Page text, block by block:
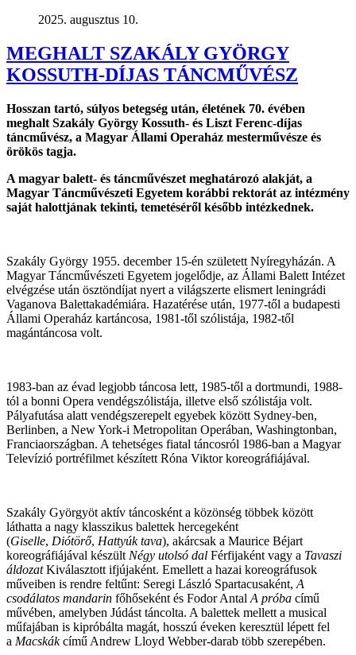
2025. augusztus 10.
MEGHALT SZAKÁLY GYÖRGY
KOSSUTH-DÍJAS TÁNCMŰVÉSZ
Hosszan tartó, súlyos betegség után, életének 70. évében
meghalt Szakály György Kossuth- és Liszt Ferenc-díjas
táncművész, a Magyar Állami Operaház mesterművésze és
örökös tagja.
A magyar balett- és táncművészet meghatározó alakját, a
Magyar Táncművészeti Egyetem korábbi rektorát az intézmény
saját halottjának tekinti, temetéséről később intézkednek.
Szakály György 1955. december 15-én született Nyíregyházán. A
Magyar Táncművészeti Egyetem jogelődje, az Állami Balett Intézet
elvégzése után ösztöndíjat nyert a világszerte elismert leningrádi
Vaganova Balettakadémiára. Hazatérése után, 1977-től a budapesti
Állami Operaház kartáncosa, 1981-től szólistája, 1982-től
magántáncosa volt.
1983-ban az évad legjobb táncosa lett, 1985-től a dortmundi, 1988-
tól a bonni Opera vendégszólistája, illetve első szólistája volt.
Pályafutása alatt vendégszerepelt egyebek között Sydney-ben,
Berlinben, a New York-i Metropolitan Operában, Washingtonban,
Franciaországban. A tehetséges fiatal táncosról 1986-ban a Magyar
Televízió portréfilmet készített Róna Viktor koreográfiájával.
Szakály Györgyöt aktív táncosként a közönség többek között
láthatta a nagy klasszikus balettek hercegeként
(Giselle, Diótörő, Hattyúk tava), akárcsak a Maurice Béjart
koreográfiájával készült Négy utolsó dal Férfijaként vagy a Tavaszi
áldozatKiválasztott ifjújaként. Emellett a hazai koreográfusok
műveiben is rendre feltűnt: Seregi László Spartacusaként, A
csodálatos mandarin főhőseként és Fodor Antal A próba című
művében, amelyben Júdást táncolta. A balettek mellett a musical
műfajában is kipróbálta magát, hosszú éveken keresztül lépett fel
a Macskákcímű Andrew Lloyd Webber-darab több szerepében.